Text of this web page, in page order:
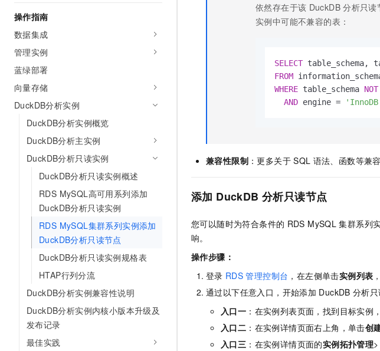
操作指南
数据集成
管理实例
蓝绿部署
向量存储
DuckDB分析实例
DuckDB分析实例概览
DuckDB分析主实例
DuckDB分析只读实例
DuckDB分析只读实例概述
RDS MySQL高可用系列添加
DuckDB分析只读实例
RDS MySQL集群系列实例添加
DuckDB分析只读节点
DuckDB分析只读实例规格表
HTAP行列分流
DuckDB分析实例兼容性说明
DuckDB分析实例内核小版本升级及
发布记录
最佳实践
依然存在于该 DuckDB 分析只读
实例中可能不兼容的表：
SELECT
FROM
WHERE table_schema NOT
AND engine =
兼容性限制 ：更多关于 SQL 语法、函数等兼
添加 DuckDB 分析只读节点
您可以随时为符合条件的 RDS MySQL 集群系列
响。
操作步骤：
登录 RDS 管理控制台 ，在左侧单击实例列表
通过以下任意入口，开始添加 DuckDB 分析只
入口一 ：在实例列表页面，找到目标实例
入口二 ：在实例详情页面右上角，单击创
入口三 ：在实例详情页面的实例拓扑管理